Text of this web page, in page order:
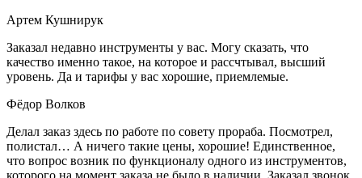
Артем Кушнирук
Заказал недавно инструменты у вас. Могу сказать, что
качество именно такое, на которое и рассчтывал, высший
уровень. Да и тарифы у вас хорошие, приемлемые.
Фёдор Волков
Делал заказ здесь по работе по совету прораба. Посмотрел,
полистал… А ничего такие цены, хорошие! Единственное,
что вопрос возник по функционалу одного из инструментов,
которого на момент заказа не было в наличии. Заказал звонок